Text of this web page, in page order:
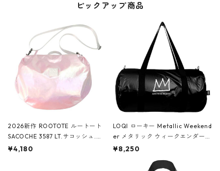
ピックアップ商品
2026新作 ROOTOTE ルートート
SACOCHE 3587 LT.サコッシュ.ル
ミエ-B ショルダーバッグ グロスピ
¥4,180
LOQI ローキー Metallic Weekend
er メタリック ウィークエンダー
ボストンバッグ ショルダーバッグ
Black ジャン=ミッシェル・バスキ
¥8,250